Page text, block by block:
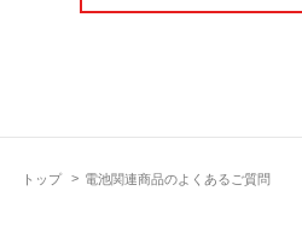
トップ 電池関連商品のよくあるご質問